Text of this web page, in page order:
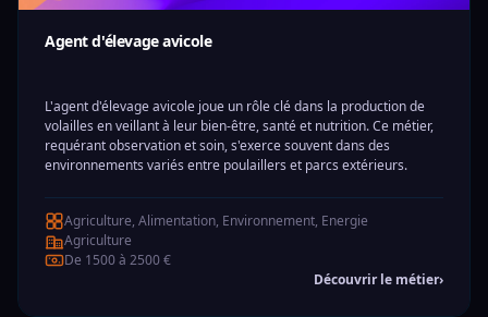
Agent d'élevage avicole
L'agent d'élevage avicole joue un rôle clé dans la production de
volailles en veillant à leur bien-être, santé et nutrition. Ce métier,
requérant observation et soin, s'exerce souvent dans des
environnements variés entre poulaillers et parcs extérieurs.
Agriculture, Alimentation, Environnement, Energie
Agriculture
De 1500 à 2500 €
Découvrir le métier›